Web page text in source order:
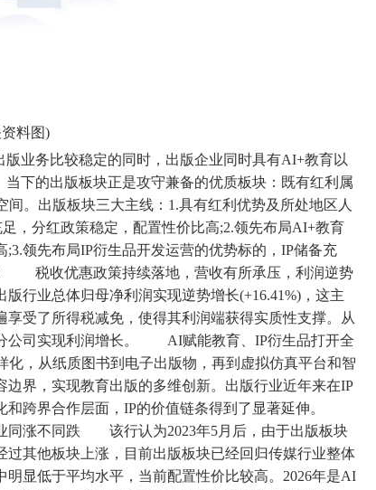
料图)
业务比较稳定的同时，出版企业同时具有AI+教育以
下的出版板块正是攻守兼备的优质板块：既有红利属
。出版板块三大主线：1.具有红利优势及所处地区人
，分红政策稳定，配置性价比高;2.领先布局AI+教育
领先布局IP衍生品开发运营的优势标的，IP储备充
税收优惠政策持续落地，营收有所承压，利润逆势
业总体归母净利润实现逆势增长(+16.41%)，这主
受了所得税减免，使得其利润端获得实质性支撑。从
公司实现利润增长。 AI赋能教育、IP衍生品打开全
从纸质图书到电子出版物，再到虚拟仿真平台和智
界，实现教育出版的多维创新。出版行业近年来在IP
和跨界合作层面，IP的价值链条得到了显著延伸。
同涨不同跌 该行认为2023年5月后，由于出版板块
其他板块上涨，目前出版板块已经回归传媒行业整体
显低于平均水平，当前配置性价比较高。2026年是AI